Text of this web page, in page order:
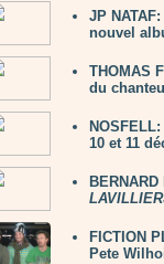
JP
nouvel
THOMAS
du
10 et 11
FICTION
Pete